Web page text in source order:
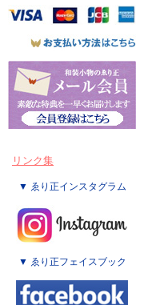
リンク集
▼ ゑり正インスタグラム
▼ ゑり正フェイスブック